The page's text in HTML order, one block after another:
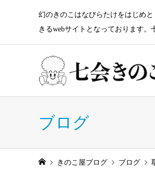
幻のきのこはなびらたけをはじめ
きるwebサイトとなっております。
ブログ
きのこ屋ブログ ブログ